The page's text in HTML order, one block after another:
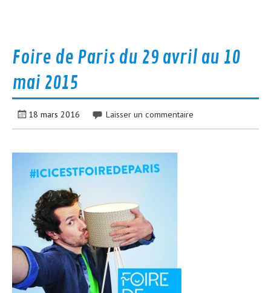
Foire de Paris du 29 avril au 10
mai 2015
18 mars 2016 Laisser un commentaire